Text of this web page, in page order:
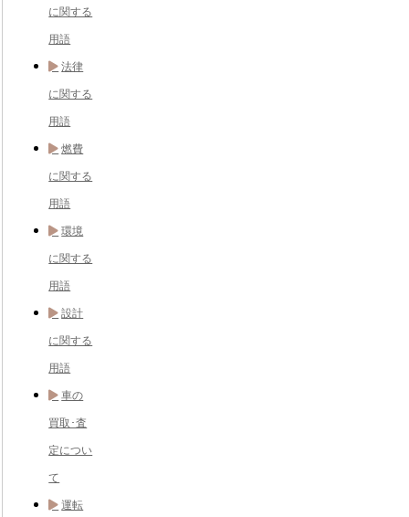
に関する
用語
法律
に関する
用語
燃費
に関する
用語
環境
に関する
用語
設計
に関する
用語
車の
買取･査
定につい
て
運転